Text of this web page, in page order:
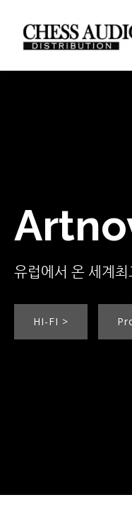
유럽에서 온 세계
HI-FI >